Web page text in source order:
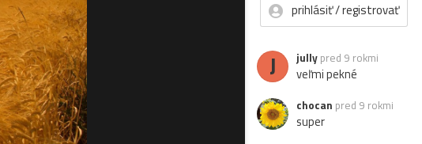
prihlásiť / registrovať
J jully pred 9 rokmi
veľmi pekné
chocan pred 9 rokmi
super